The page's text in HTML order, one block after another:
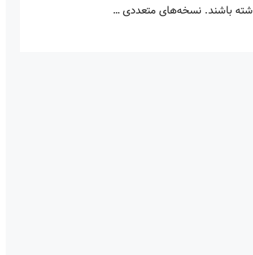
باشند. نسخه‌های متعددی …